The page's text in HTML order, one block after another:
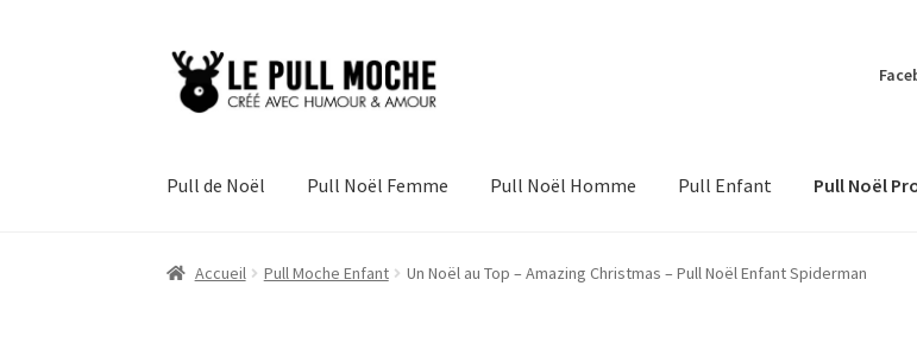
Aller
Aller
au
Pull de Noël Pull Noël Femme Pull Noël Homme Pull Enfant Pull Noël
Accueil Pull Moche Enfant Un Noël au Top – Amazing Christmas – Pull Noël Enfant Spiderman